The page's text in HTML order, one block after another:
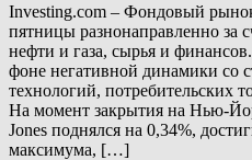
Investing.com – Фондовый
пятницы разнонаправленно за
нефти и газа, сырья и
фоне негативной динамики со
технологий, потребительских
На момент закрытия на Нью-
Jones поднялся на 0,34%,
максимума, […]